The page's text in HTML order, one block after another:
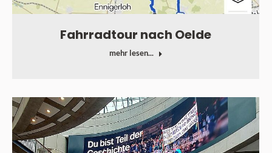
Fahrradtour nach Oelde
mehr lesen...